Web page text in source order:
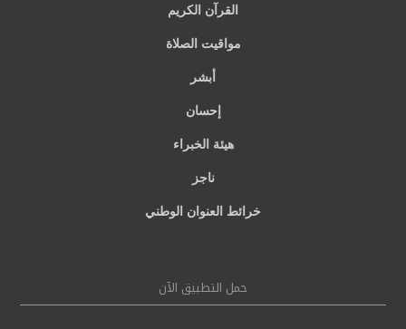
القرآن الكريم
مواقيت الصلاة
أبشر
إحسان
هيئة الخبراء
ناجز
خرائط العنوان الوطني
حمل التطبيق الآن